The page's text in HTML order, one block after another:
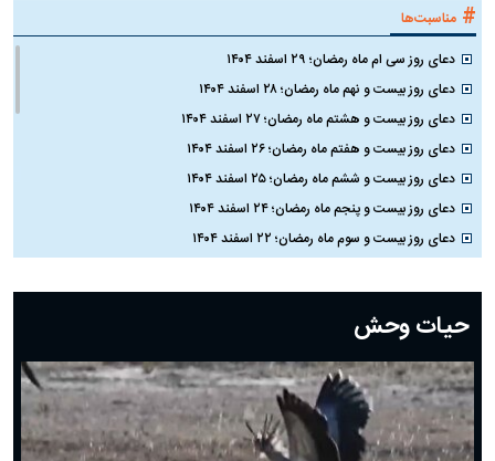
# مناسبت‌ها
دعای روز سی ام ماه رمضان؛ ۲۹ اسفند ۱۴۰۴
دعای روز بیست و نهم ماه رمضان؛ ۲۸ اسفند ۱۴۰۴
دعای روز بیست و هشتم ماه رمضان؛ ۲۷ اسفند ۱۴۰۴
دعای روز بیست و هفتم ماه رمضان؛ ۲۶ اسفند ۱۴۰۴
دعای روز بیست و ششم ماه رمضان؛ ۲۵ اسفند ۱۴۰۴
دعای روز بیست و پنجم ماه رمضان؛ ۲۴ اسفند ۱۴۰۴
دعای روز بیست و سوم ماه رمضان؛ ۲۲ اسفند ۱۴۰۴
دعای روز بیستم ماه رمضان؛ ۱۹ اسفند ۱۴۰۴
دعای روز هشتم ماه مبارک رمضان؛ ۷ اسفند ماه ۱۴۰۴
دعای روز هفتم ماه رمضان؛ ۶ اسفند ۱۴۰۴
دعای روز ششم ماه رمضان؛ ۵ اسفند ۱۴۰۴
دعای روز پنجم ماه رمضان؛ ۴ اسفند ۱۴۰۴
دعای روز چهارم ماه مبارک رمضان؛ ۳ اسفند ۱۴۰۴
حیات وحش